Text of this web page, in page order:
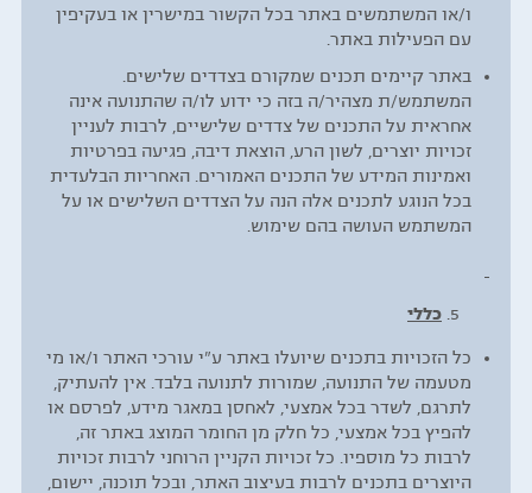
ו/או המשתמשים באתר בכל הקשור במישרין או בעקיפין
עם הפעילות באתר.
באתר קיימים תכנים שמקורם בצדדים שלישים.
המשתמש/ת מצהיר/ה בזה כי ידוע לו/ה שהתנועה אינה
אחראית על התכנים של צדדים שלישיים, לרבות לעניין
זכויות יוצרים, לשון הרע, הוצאת דיבה, פגיעה בפרטיות
ואמינות המידע של התכנים האמורים. האחריות הבלעדית
בכל הנוגע לתכנים אלה הנה על הצדדים השלישים או על
המשתמש העושה בהם שימוש.
כללי
כל הזכויות בתכנים שיועלו באתר ע"י עורכי האתר ו/או מי
מטעמה של התנועה, שמורות לתנועה בלבד. אין להעתיק,
לתרגם, לשדר בכל אמצעי, לאחסן במאגר מידע, לפרסם או
להפיץ בכל אמצעי, כל חלק מן החומר המוצג באתר זה,
לרבות כל מוספיו. כל זכויות הקניין הרוחני לרבות זכויות
היוצרים בתכנים לרבות בעיצוב האתר, ובכל תוכנה, יישום,